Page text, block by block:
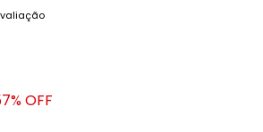
% OFF